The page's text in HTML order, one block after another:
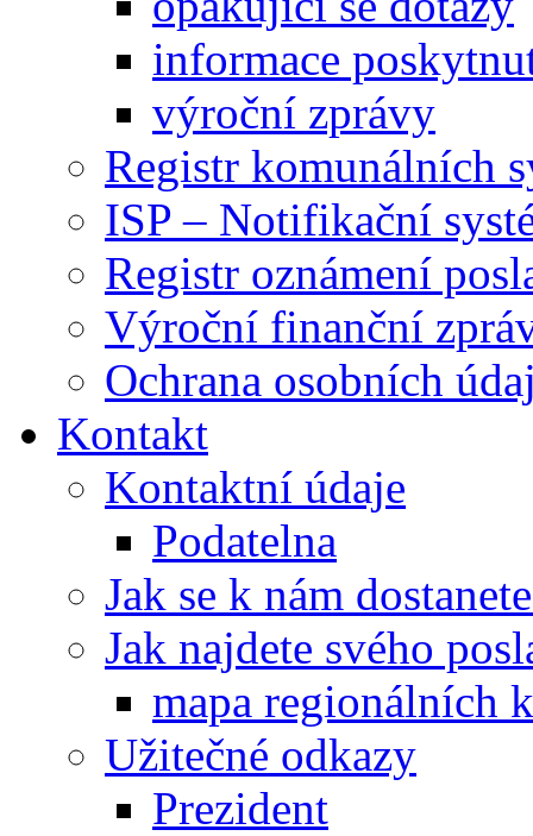
informace
výroční zprávy
Registr komunálních
ISP – Notifikační
Registr oznámení
Výroční finanční
Ochrana osobních
Kontakt
Kontaktní údaje
Podatelna
Jak se k nám
Jak najdete svého
mapa regionálních
Užitečné odkazy
Prezident